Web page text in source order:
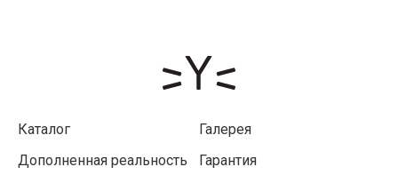
Каталог
Галерея
Дополненная реальность
Гарантия